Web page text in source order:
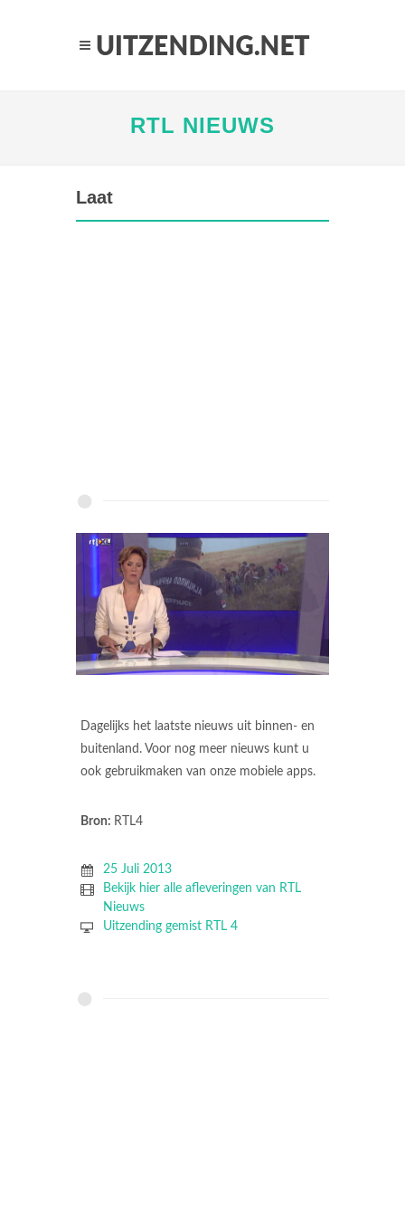
RTL NIEUWS
Laat
Dagelijks het laatste nieuws uit binnen- en
buitenland. Voor nog meer nieuws kunt u
ook gebruikmaken van onze mobiele apps.
Bron: RTL4
25 Juli 2013
Bekijk hier alle afleveringen van RTL
Nieuws
Uitzending gemist RTL 4